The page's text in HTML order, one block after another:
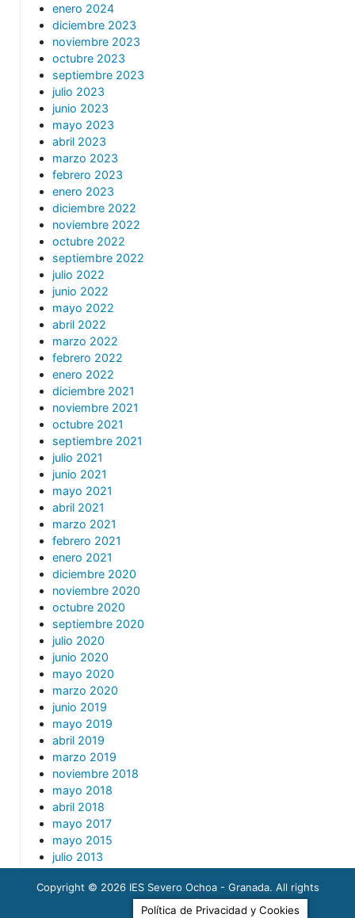
enero 2024
diciembre 2023
noviembre 2023
octubre 2023
septiembre 2023
julio 2023
junio 2023
mayo 2023
abril 2023
marzo 2023
febrero 2023
enero 2023
diciembre 2022
noviembre 2022
octubre 2022
septiembre 2022
julio 2022
junio 2022
mayo 2022
abril 2022
marzo 2022
febrero 2022
enero 2022
diciembre 2021
noviembre 2021
octubre 2021
septiembre 2021
julio 2021
junio 2021
mayo 2021
abril 2021
marzo 2021
febrero 2021
enero 2021
diciembre 2020
noviembre 2020
octubre 2020
septiembre 2020
julio 2020
junio 2020
mayo 2020
marzo 2020
junio 2019
mayo 2019
abril 2019
marzo 2019
noviembre 2018
mayo 2018
abril 2018
mayo 2017
mayo 2015
julio 2013
Copyright © 2026 IES Severo Ochoa - Granada. All rights
reserved.
Política de Privacidad y Cookies